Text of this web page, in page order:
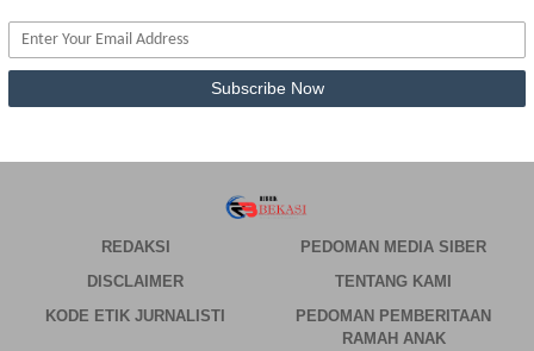
REDAKSI
PEDOMAN MEDIA SIBER
DISCLAIMER
TENTANG KAMI
KODE ETIK JURNALISTI
PEDOMAN PEMBERITAAN
RAMAH ANAK